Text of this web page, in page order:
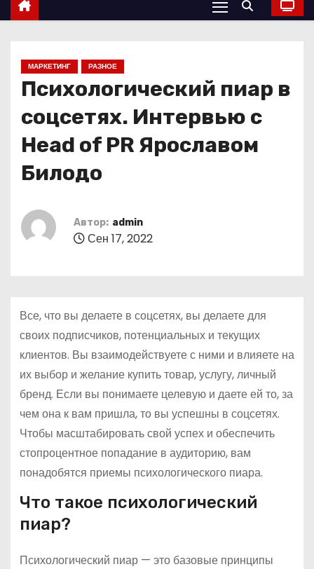
МАРКЕТИНГ РАЗНОЕ
Психологический пиар в
соцсетях. Интервью с
Head of PR Ярославом
Билодо
Автор: admin
Сен 17, 2022
Все, что вы делаете в соцсетях, вы делаете для
своих подписчиков, потенциальных и текущих
клиентов. Вы взаимодействуете с ними и влияете на
их выбор и желание купить товар, услугу, личный
бренд. Если вы понимаете целевую и даете ей то, за
чем она к вам пришла, то вы успешны в соцсетях.
Чтобы масштабировать свой успех и обеспечить
стопроцентное попадание в аудиторию, вам
понадобятся приемы психологического пиара.
Что такое психологический
пиар?
Психологический пиар — это базовые принципы